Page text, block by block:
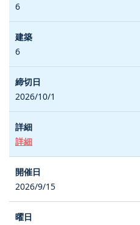
6
6
2026/10/1
詳細
2026/9/15